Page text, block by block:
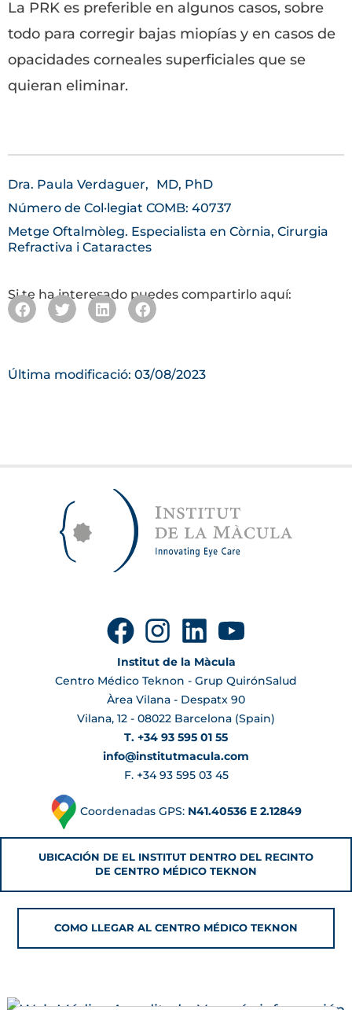
La PRK es preferible en algunos casos, sobre
todo para corregir bajas miopías y en casos de
opacidades corneales superficiales que se
quieran eliminar.
Dra. Paula Verdaguer,
MD, PhD
Número de Col·legiat COMB: 40737
Metge Oftalmòleg. Especialista en Còrnia, Cirurgia
Refractiva i Cataractes
Si te ha interesado puedes compartirlo aquí:
Última modificació: 03/08/2023
Institut de la Màcula
Centro Médico Teknon - Grup QuirónSalud
Àrea Vilana - Despatx 90
Vilana, 12 - 08022 Barcelona (Spain)
T. +34 93 595 01 55
info@institutmacula.com
F. +34 93 595 03 45
Coordenadas GPS: N41.40536 E 2.12849
UBICACIÓN DE EL INSTITUT DENTRO DEL RECINTO
DE CENTRO MÉDICO TEKNON
COMO LLEGAR AL CENTRO MÉDICO TEKNON